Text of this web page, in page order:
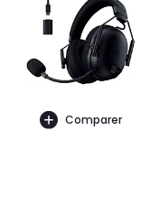
Comparer